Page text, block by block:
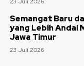
23 Juli 2026
Semangat Baru
yang Lebih Andal
Jawa Timur
23 Juli 2026